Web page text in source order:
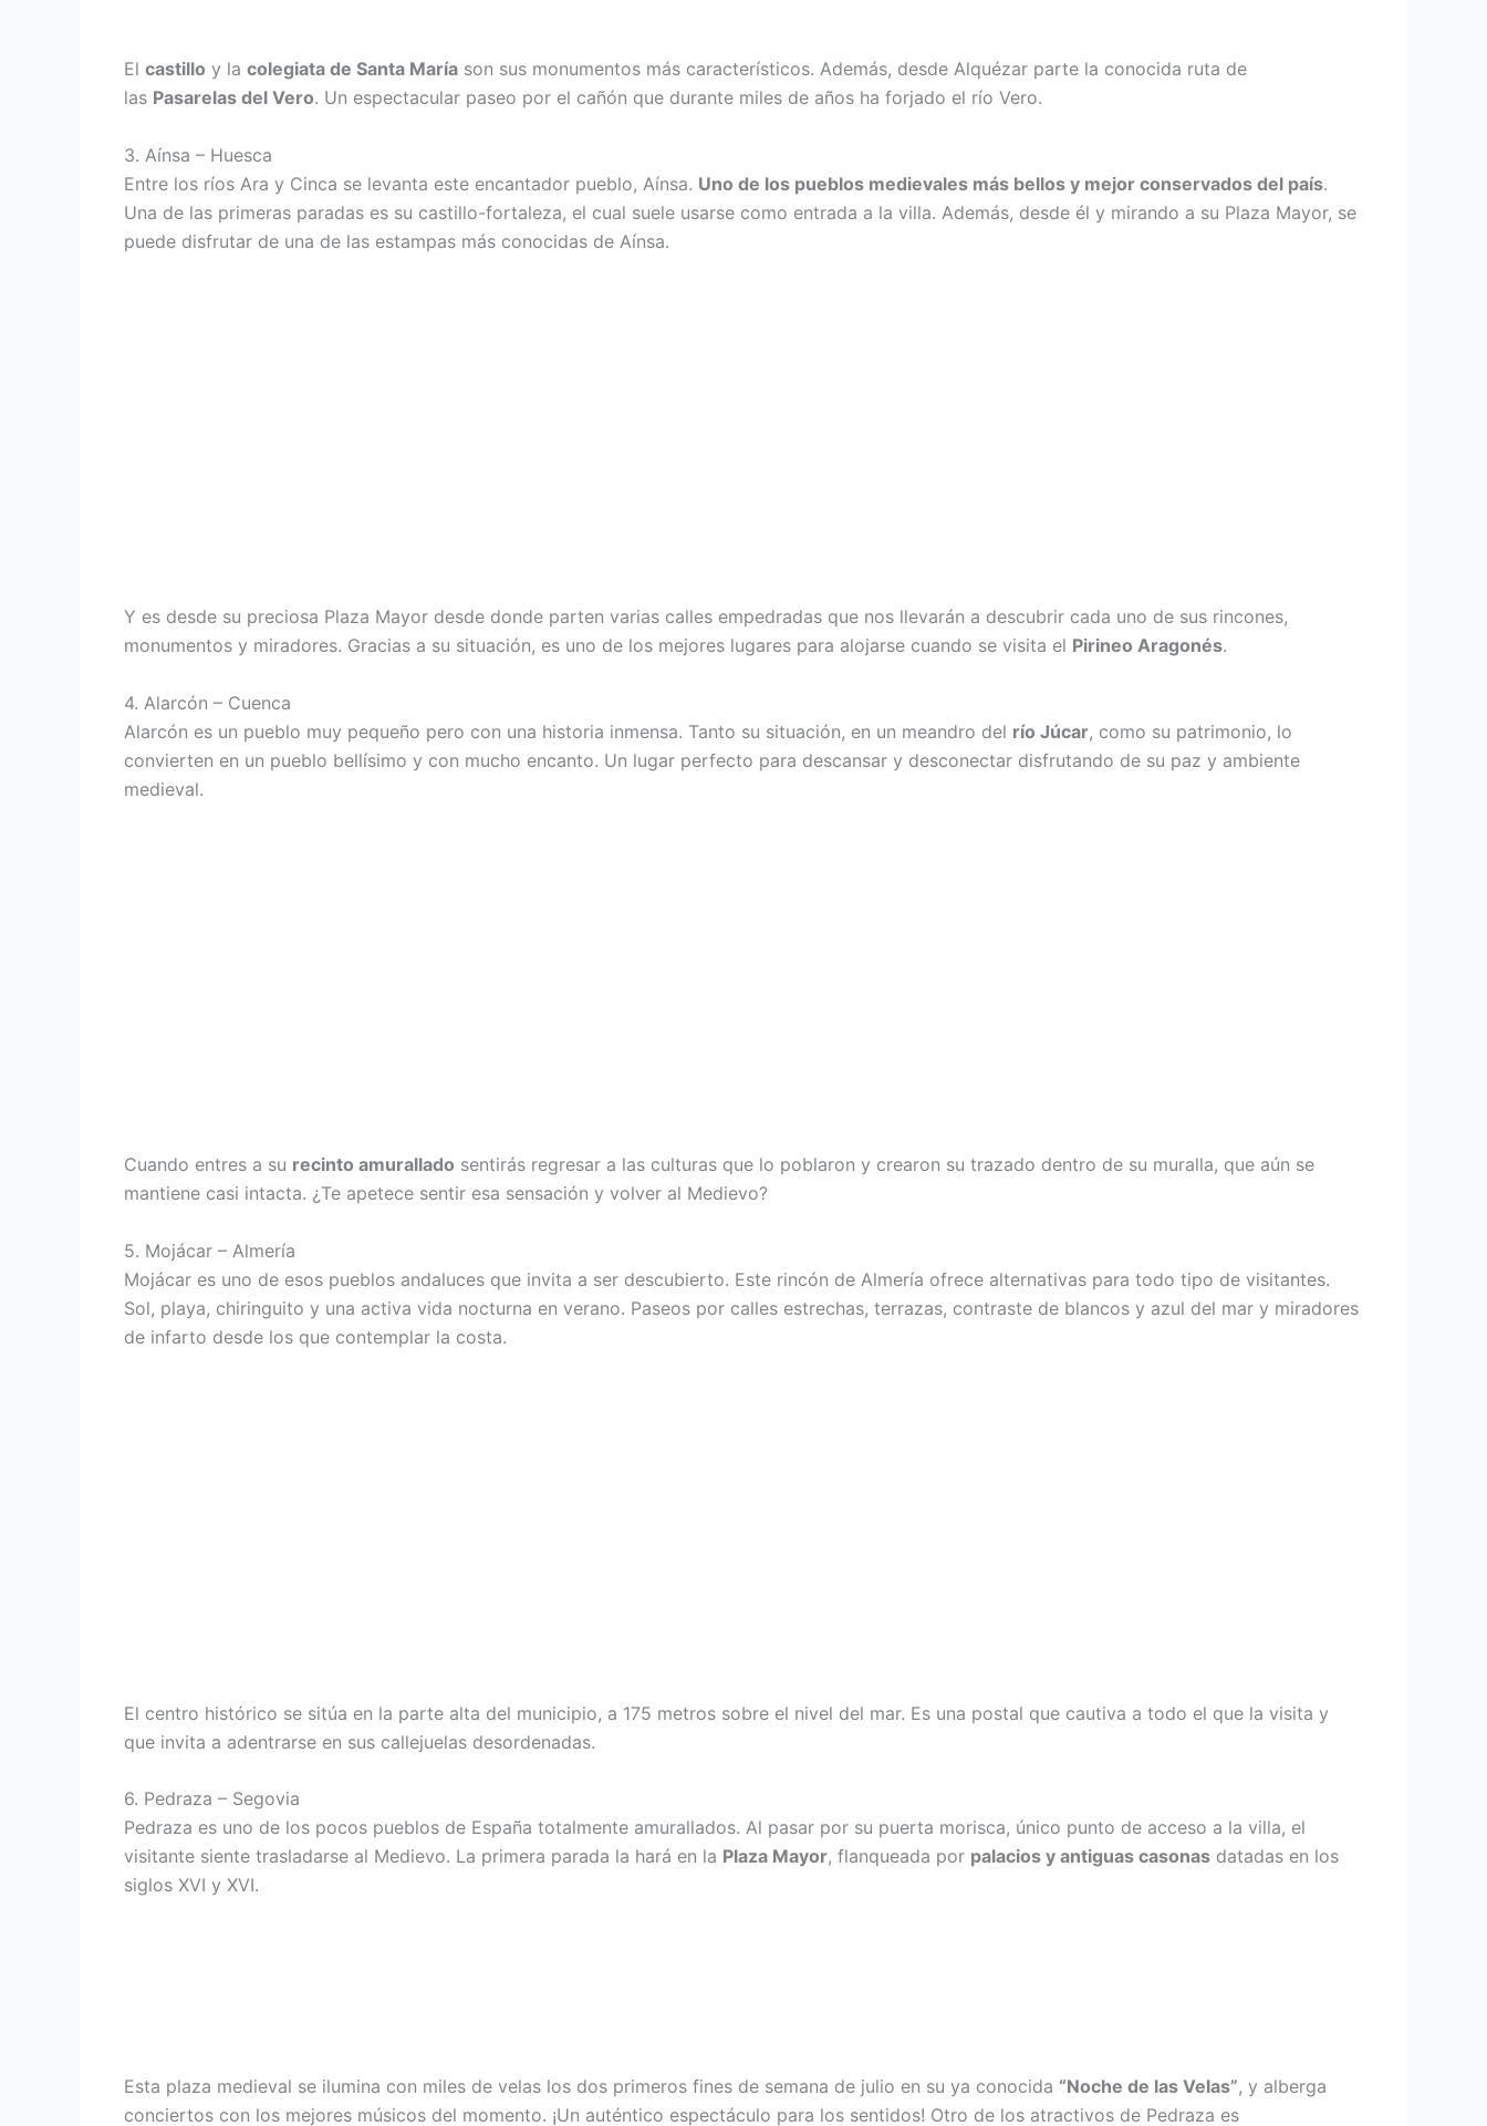
El castillo y la colegiata de Santa María son sus monumentos más característicos. Además, desde Alquézar parte la conocida ruta de
las Pasarelas del Vero. Un espectacular paseo por el cañón que durante miles de años ha forjado el río Vero.
3. Aínsa – Huesca
Entre los ríos Ara y Cinca se levanta este encantador pueblo, Aínsa. Uno de los pueblos medievales más bellos y mejor conservados del país.
Una de las primeras paradas es su castillo-fortaleza, el cual suele usarse como entrada a la villa. Además, desde él y mirando a su Plaza Mayor, se
puede disfrutar de una de las estampas más conocidas de Aínsa.
Y es desde su preciosa Plaza Mayor desde donde parten varias calles empedradas que nos llevarán a descubrir cada uno de sus rincones,
monumentos y miradores. Gracias a su situación, es uno de los mejores lugares para alojarse cuando se visita el Pirineo Aragonés.
4. Alarcón – Cuenca
Alarcón es un pueblo muy pequeño pero con una historia inmensa. Tanto su situación, en un meandro del río Júcar, como su patrimonio, lo
convierten en un pueblo bellísimo y con mucho encanto. Un lugar perfecto para descansar y desconectar disfrutando de su paz y ambiente
medieval.
Cuando entres a su recinto amurallado sentirás regresar a las culturas que lo poblaron y crearon su trazado dentro de su muralla, que aún se
mantiene casi intacta. ¿Te apetece sentir esa sensación y volver al Medievo?
5. Mojácar – Almería
Mojácar es uno de esos pueblos andaluces que invita a ser descubierto. Este rincón de Almería ofrece alternativas para todo tipo de visitantes.
Sol, playa, chiringuito y una activa vida nocturna en verano. Paseos por calles estrechas, terrazas, contraste de blancos y azul del mar y miradores
de infarto desde los que contemplar la costa.
El centro histórico se sitúa en la parte alta del municipio, a 175 metros sobre el nivel del mar. Es una postal que cautiva a todo el que la visita y
que invita a adentrarse en sus callejuelas desordenadas.
6. Pedraza – Segovia
Pedraza es uno de los pocos pueblos de España totalmente amurallados. Al pasar por su puerta morisca, único punto de acceso a la villa, el
visitante siente trasladarse al Medievo. La primera parada la hará en la Plaza Mayor, flanqueada por palacios y antiguas casonas datadas en los
siglos XVI y XVI.
Esta plaza medieval se ilumina con miles de velas los dos primeros fines de semana de julio en su ya conocida “Noche de las Velas”, y alberga
conciertos con los mejores músicos del momento. ¡Un auténtico espectáculo para los sentidos! Otro de los atractivos de Pedraza es